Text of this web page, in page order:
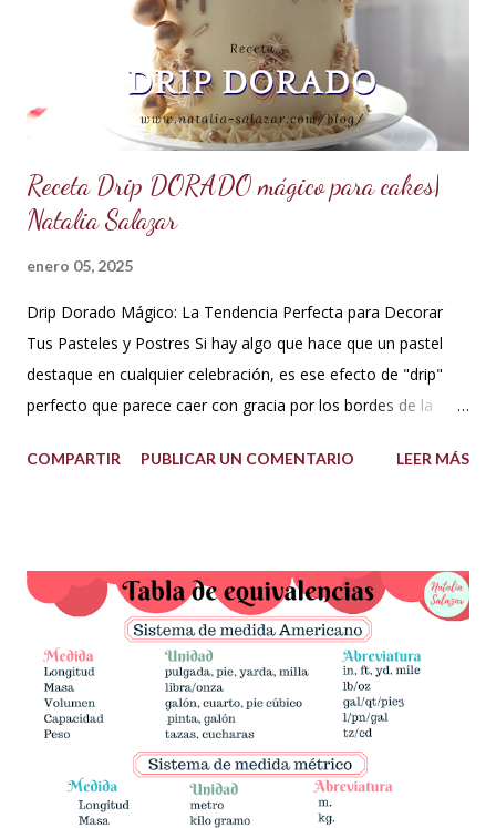
básica en la pastelería, sirve para rellenar tortas, tartas,
cakes, eclairs, cupcakes y más. Se la puede aromatizar con
otros extractos....
Receta Drip DORADO mágico para cakes|
Natalia Salazar
enero 05, 2025
Drip Dorado Mágico: La Tendencia Perfecta para Decorar
Tus Pasteles y Postres Si hay algo que hace que un pastel
destaque en cualquier celebración, es ese efecto de "drip"
perfecto que parece caer con gracia por los bordes de la
garantizados. Hoy te quiero compartir cómo hacer un drip
necesitas? Los ingredientes son simples y fáciles de
conseguir: 60 g de azúcar glass (cernida para evitar grumos).
15 ml de vodka (puedes sustituirlo por licor transparente) 5 g
de polvo dorado de grado alimenticio (asegúrate de que sea
seguro para el consumo y de alta calidad). 150 g de ganache
de chocolate (Si necesitas la receta, búscala aquí en mi blog
en publicaciones anteriores). ¿Cómo prepararlo? Prepara la
pasta dorada: En un recipiente pequeño,...
COMPARTIR PUBLICAR UN COMENTARIO LEER MÁS